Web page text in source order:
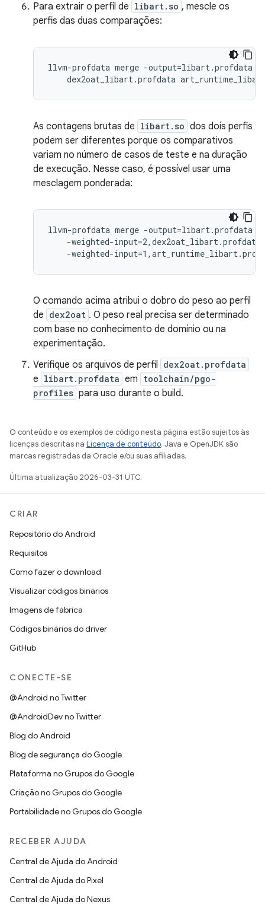
Para extrair o perfil de libart.so , mescle os
perfis das duas comparações:
llvm-profdata merge -output=libart.profdata \
dex2oat_libart.profdata
As contagens brutas de libart.so dos dois perfis
podem ser diferentes porque os comparativos
variam no número de casos de teste e na duração
de execução. Nesse caso, é possível usar uma
mesclagem ponderada:
llvm-profdata merge -output=libart.profdata \
-weighted-input=2,dex2oat_libart.profdata
-weighted-
O comando acima atribui o dobro do peso ao perfil
de dex2oat . O peso real precisa ser determinado
com base no conhecimento de domínio ou na
experimentação.
Verifique os arquivos de perfil dex2oat.profdata
e libart.profdata em toolchain/pgo-
profiles para uso durante o build.
O conteúdo e os exemplos de código nesta página estão sujeitos às
licenças descritas na Licença de conteúdo. Java e OpenJDK são
marcas registradas da Oracle e/ou suas afiliadas.
Última atualização 2026-03-31 UTC.
CRIAR
Repositório do Android
Requisitos
Como fazer o download
Visualizar códigos binários
Imagens de fábrica
Códigos binários do driver
GitHub
CONECTE-SE
@Android no Twitter
@AndroidDev no Twitter
Blog do Android
Blog de segurança do Google
Plataforma no Grupos do Google
Criação no Grupos do Google
Portabilidade no Grupos do Google
RECEBER AJUDA
Central de Ajuda do Android
Central de Ajuda do Pixel
Central de Ajuda do Nexus